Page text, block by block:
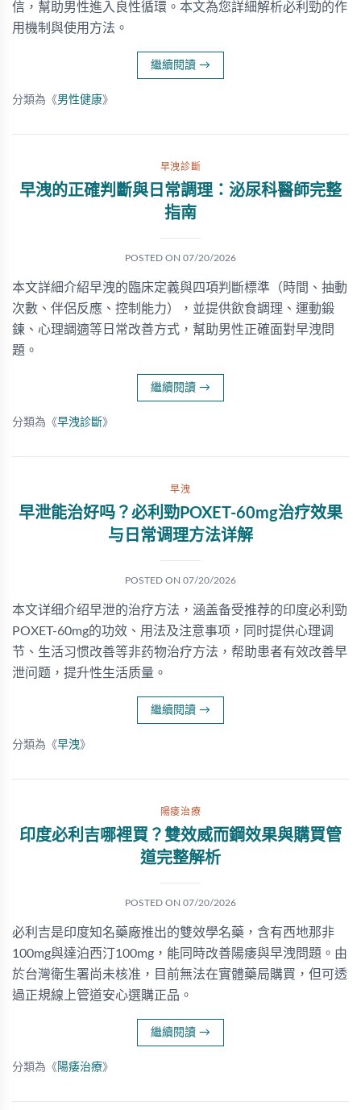
信，幫助男性進入良性循環。本文為您詳細解析必利勁的作
用機制與使用方法。
繼續閱讀 →
分類為《男性健康》
早洩診斷
早洩的正確判斷與日常調理：泌尿科醫師完整
指南
POSTED ON 07/20/2026
本文詳細介紹早洩的臨床定義與四項判斷標準（時間、抽動
次數、伴侶反應、控制能力），並提供飲食調理、運動鍛
鍊、心理調適等日常改善方式，幫助男性正確面對早洩問
題。
繼續閱讀 →
分類為《早洩診斷》
早洩
早泄能治好吗？必利勁POXET-60mg治疗效果
与日常调理方法详解
POSTED ON 07/20/2026
本文详细介绍早泄的治疗方法，涵盖备受推荐的印度必利勁
POXET-60mg的功效、用法及注意事项，同时提供心理调
节、生活习惯改善等非药物治疗方法，帮助患者有效改善早
泄问题，提升性生活质量。
繼續閱讀 →
分類為《早洩》
陽痿治療
印度必利吉哪裡買？雙效威而鋼效果與購買管
道完整解析
POSTED ON 07/20/2026
必利吉是印度知名藥廠推出的雙效學名藥，含有西地那非
100mg與達泊西汀100mg，能同時改善陽痿與早洩問題。由
於台灣衛生署尚未核准，目前無法在實體藥局購買，但可透
過正規線上管道安心選購正品。
繼續閱讀 →
分類為《 陽痿治療》